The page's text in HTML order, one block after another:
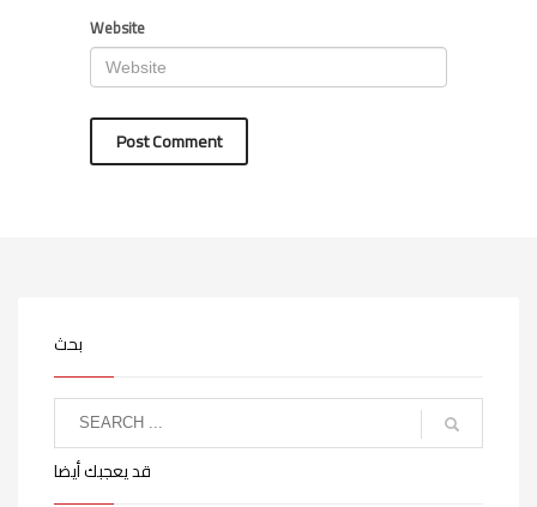
Website
بحث
قد يعجبك أيضا